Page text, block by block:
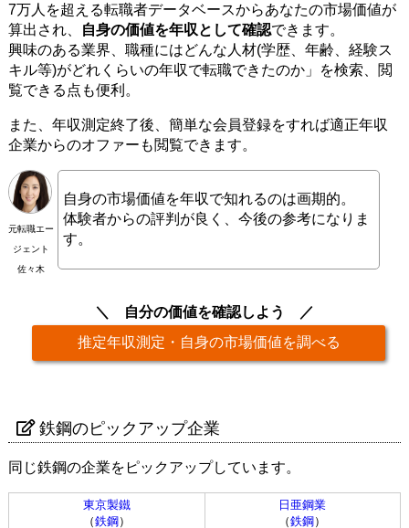
7万人を超える転職者データベースからあなたの市場価値が
算出され、
自身の価値を年収として確認できます。
興味のある業界、職種にはどんな人材(学歴、年齢、経験ス
キル等)がどれくらいの年収で転職できたのか」を検索、閲
覧できる点も便利。
また、年収測定終了後、簡単な会員登録をすれば適正年収
企業からのオファーも閲覧できます。
元転職エー
ジェント
佐々木
自身の市場価値を年収で知れるのは画期的。
体験者からの評判が良く、今後の参考になりま
す。
自分の価値を確認しよう
推定年収測定・自身の市場価値を調べる
鉄鋼のピックアップ企業
同じ鉄鋼の企業をピックアップしています。
東京製鐵
（鉄鋼）
日亜鋼業
（鉄鋼）